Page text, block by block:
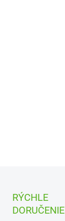
RÝCHLE
DORUČENIE